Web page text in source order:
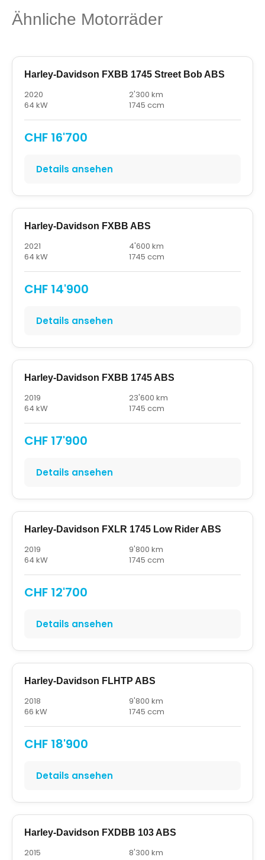
Ähnliche Motorräder
Harley-Davidson FXBB 1745 Street Bob ABS
2020
2'300 km
64 kW
1745 ccm
CHF 16'700
Details ansehen
Harley-Davidson FXBB ABS
2021
4'600 km
64 kW
1745 ccm
CHF 14'900
Details ansehen
Harley-Davidson FXBB 1745 ABS
2019
23'600 km
64 kW
1745 ccm
CHF 17'900
Details ansehen
Harley-Davidson FXLR 1745 Low Rider ABS
2019
9'800 km
64 kW
1745 ccm
CHF 12'700
Details ansehen
Harley-Davidson FLHTP ABS
2018
9'800 km
66 kW
1745 ccm
CHF 18'900
Details ansehen
Harley-Davidson FXDBB 103 ABS
2015
8'300 km